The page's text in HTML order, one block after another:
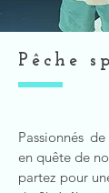
Pêche
Passionnés
en quête de
partez pour